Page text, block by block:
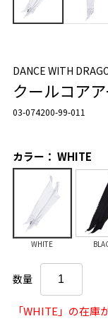
DANCE WITH
クールコアア
03-074200-99-011
カラー： WHITE
WHITE
数量
「WHITE」の在庫